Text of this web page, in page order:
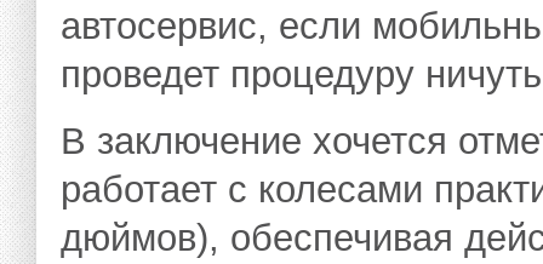
автосервис, если
проведет процедуру
В заключение хочется
работает с колесами
дюймов), обеспечивая